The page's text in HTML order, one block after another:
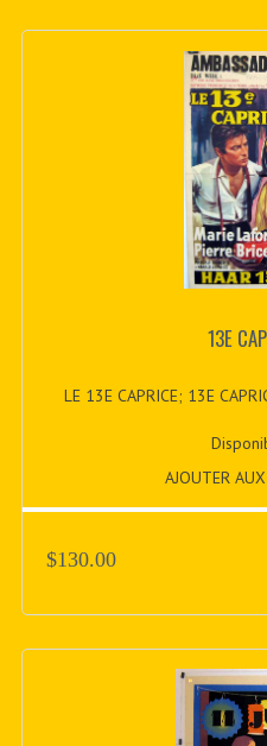
13E
LE 13E CAPRICE; 13E
AJOUTER
$130.00